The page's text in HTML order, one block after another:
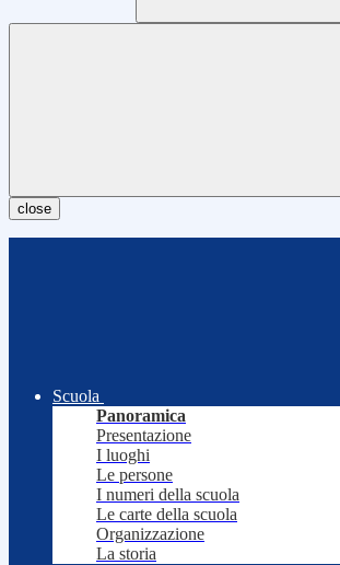
close
Scuola
Panoramica
Presentazione
I luoghi
Le persone
I numeri della scuola
Le carte della scuola
Organizzazione
La storia